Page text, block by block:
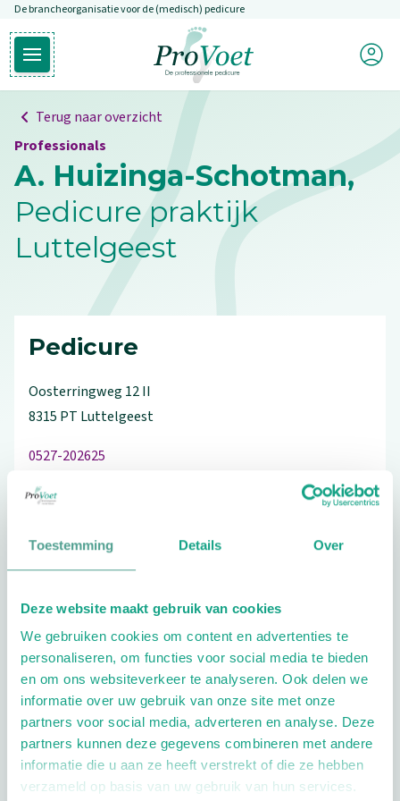
Toestemming Details Over
Deze website maakt gebruik van cookies
We gebruiken cookies om content en advertenties te
personaliseren, om functies voor social media te bieden
en om ons websiteverkeer te analyseren. Ook delen we
informatie over uw gebruik van onze site met onze
partners voor social media, adverteren en analyse. Deze
partners kunnen deze gegevens combineren met andere
informatie die u aan ze heeft verstrekt of die ze hebben
verzameld op basis van uw gebruik van hun services.
Overslaan en naar de inhoud gaan
De brancheorganisatie voor de (medisch) pedicure
Open hoofdmenu
Ga naar de homepagina
Mijn
Terug naar overzicht
Professionals
A. Huizinga-Schotman,
Pedicure praktijk
Luttelgeest
Pedicure
Oosterringweg 12II
8315 PT Luttelgeest
0527-202625
Schrijf ook een review
Extra opties